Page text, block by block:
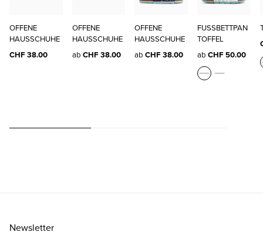
OFFENE
HAUSSCHUHE
CHF 38.00
OFFENE
HAUSSCHUHE
ab CHF 38.00
OFFENE
HAUSSCHUHE
abCHF 38.00
FUSSBETTPAN
TOFFEL
ab CHF 50.00
Newsletter